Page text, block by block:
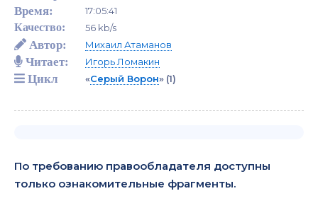
Время:
17:05:41
Качество:
56 kb/s
Автор: Михаил Атаманов
Читает: Игорь Ломакин
Цикл «Серый Ворон» (1)
По требованию правообладателя доступны
только ознакомительные фрагменты.